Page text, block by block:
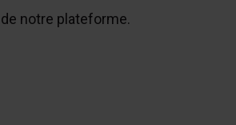
notre plateforme.